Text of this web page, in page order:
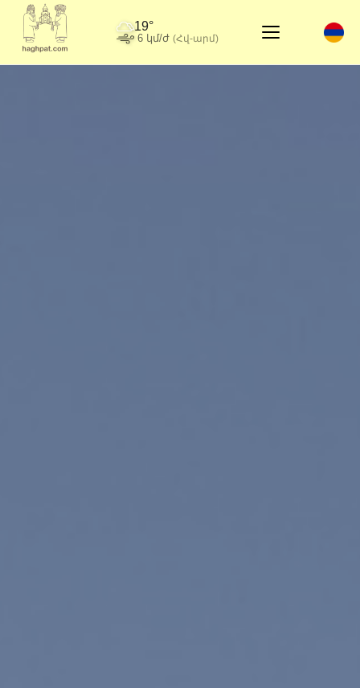
19°
6 կմ/ժ (Հվ-արմ)